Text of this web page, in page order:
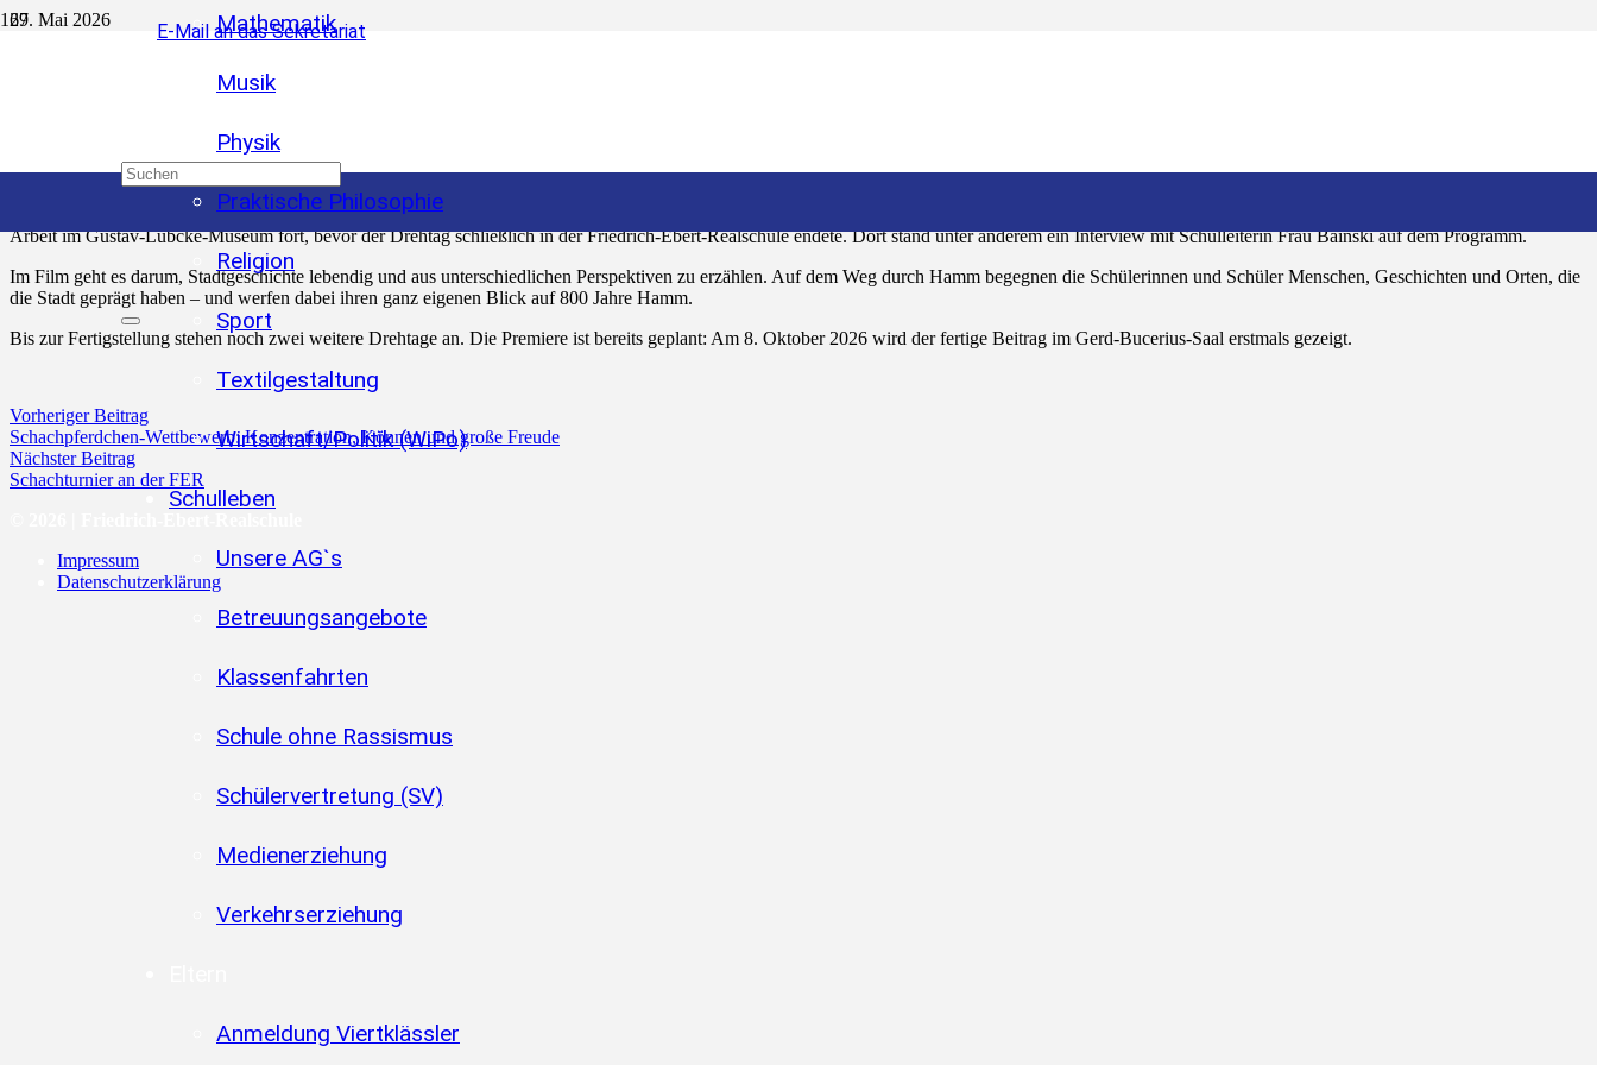
E-Mail an das Sekretariat
Mathematik
Musik
Physik
Praktische Philosophie
Religion
Sport
Textilgestaltung
Wirtschaft/Politik (WiPo)
Schulleben
Unsere AG`s
Betreuungsangebote
Klassenfahrten
Schule ohne Rassismus
Schülervertretung (SV)
Medienerziehung
Verkehrserziehung
Anmeldung Viertklässler
27. Mai 2026
Film-AG startet Dreharbeiten zum Stadtjubiläum
Kamera an, Klappe – und Action! Am vergangenen Donnerstag ist die Film-AG der Friedrich-Ebert-Realschule in die Dreharbeiten zu ihrem neuen Filmprojekt gestartet. Gemeinsam mit der Klasse 5b der
Martin-Luther-Hauptschule entsteht im Rahmen des 800-jährigen Stadtjubiläums von Hamm der dokumentarische Beitrag „800 Jahre, X Geschichten – Stadtgeschichte Hamm: Checkst du?“.
Der erste Drehtag hatte direkt einige besondere Stationen zu bieten: Los ging es am Morgen im Büro des Oberbürgermeisters Marc Herter, der sich Zeit für ein Interview nahm. Danach führte das Filmteam seine
Arbeit im Gustav-Lübcke-Museum fort, bevor der Drehtag schließlich in der Friedrich-Ebert-Realschule endete. Dort stand unter anderem ein Interview mit Schulleiterin Frau Bainski auf dem Programm.
Im Film geht es darum, Stadtgeschichte lebendig und aus unterschiedlichen Perspektiven zu erzählen. Auf dem Weg durch Hamm begegnen die Schülerinnen und Schüler Menschen, Geschichten und Orten, die
die Stadt geprägt haben – und werfen dabei ihren ganz eigenen Blick auf 800 Jahre Hamm.
Bis zur Fertigstellung stehen noch zwei weitere Drehtage an. Die Premiere ist bereits geplant: Am 8. Oktober 2026 wird der fertige Beitrag im Gerd-Bucerius-Saal erstmals gezeigt.
Vorheriger Beitrag
Schachpferdchen-Wettbewerb: Konzentration, Können und große Freude
Nächster Beitrag
Schachturnier an der FER
Impressum
Datenschutzerklärung